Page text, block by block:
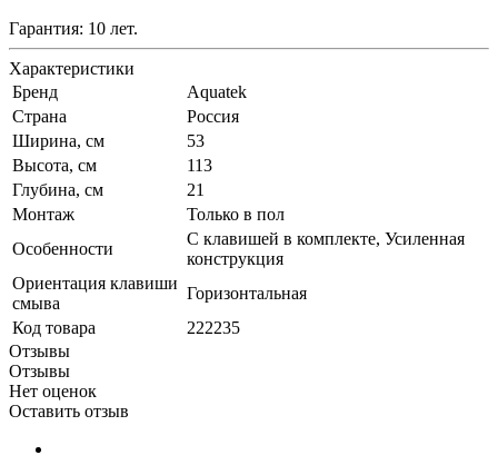
Гарантия: 10 лет.
Характеристики
Бренд
Aquatek
Страна
Россия
Ширина, см
53
Высота, см
113
Глубина, см
21
Монтаж
Только в пол
Особенности
С клавишей в комплекте, Усиленная
конструкция
Ориентация клавиши
смыва
Горизонтальная
Код товара
222235
Отзывы
Отзывы
Нет оценок
Оставить отзыв